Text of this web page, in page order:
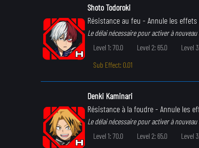
Shoto Todoroki
Résistance au feu - Annule les
Le délai nécessaire pour activer à
Level 1: 70.0
Level 2: 65.0 Level
Sub Effect: 0.01
Denki Kaminari
Résistance à la foudre- Annule les
Le délai nécessaire pour activer à
Level 1: 70.0
Level 2: 65.0 Level